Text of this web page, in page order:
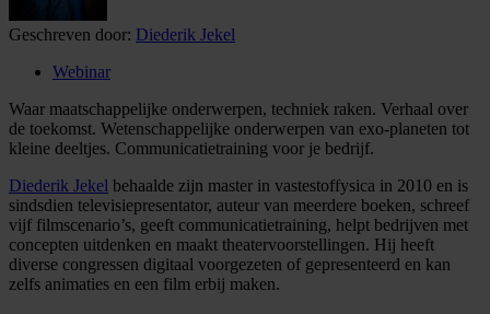
Geschreven door: Diederik Jekel
Webinar
Waar maatschappelijke onderwerpen, techniek raken. Verhaal over
de toekomst. Wetenschappelijke onderwerpen van exo-planeten tot
kleine deeltjes. Communicatietraining voor je bedrijf.
Diederik Jekel behaalde zijn master in vastestoffysica in 2010 en is
sindsdien televisiepresentator, auteur van meerdere boeken, schreef
vijf filmscenario’s, geeft communicatietraining, helpt bedrijven met
concepten uitdenken en maakt theatervoorstellingen. Hij heeft
diverse congressen digitaal voorgezeten of gepresenteerd en kan
zelfs animaties en een film erbij maken.